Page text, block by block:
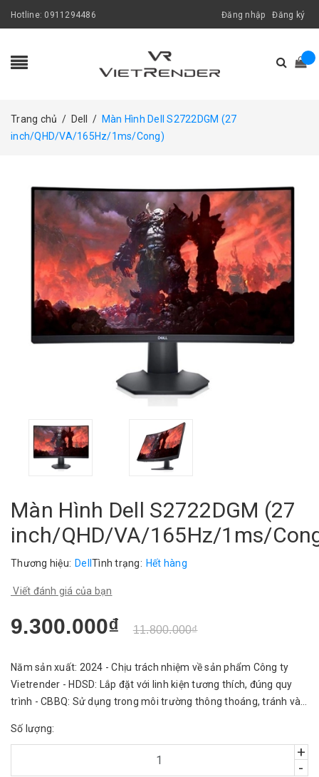
Hotline: 0911294486 Đăng nhập Đăng ký
Trang chủ / Dell / Màn Hình Dell S2722DGM (27
inch/QHD/VA/165Hz/1ms/Cong)
Màn Hình Dell S2722DGM (27
inch/QHD/VA/165Hz/1ms/
Thương hiệu: Dell Tình trạng: Hết hàng
Viết đánh giá của bạn
9.300.000₫ 11.800.000₫
Năm sản xuất: 2024 - Chịu trách nhiệm về sản phẩm Công ty
Vietrender - HDSD: Lắp đặt với linh kiện tương thích, đúng quy
trình - CBBQ: Sử dụng trong môi trường thông thoáng, tránh vào
Số lượng:
+
-